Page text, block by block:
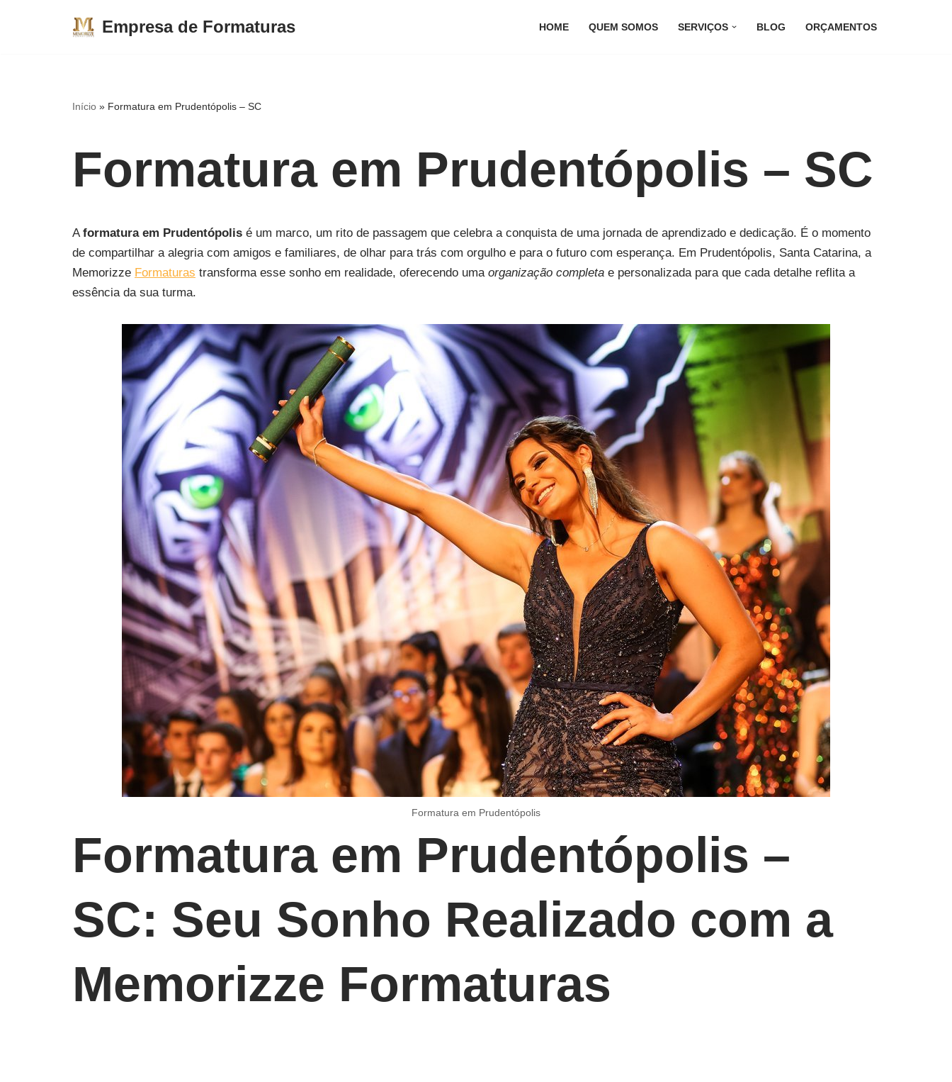
Empresa de Formaturas HOME QUEM SOMOS SERVIÇOS BLOG ORÇAMENTOS
Início » Formatura em Prudentópolis – SC
Formatura em Prudentópolis – SC
Aformatura em Prudentópolis é um marco, um rito de passagem que celebra a conquista de uma jornada de aprendizado e dedicação. É o momento
de compartilhar a alegria com amigos e familiares, de olhar para trás com orgulho e para o futuro com esperança. Em Prudentópolis, Santa Catarina, a
Memorizze Formaturas transforma esse sonho em realidade, oferecendo uma organização completa e personalizada para que cada detalhe reflita a
essência da sua turma.
Formatura em Prudentópolis
Formatura em Prudentópolis –
SC: Seu Sonho Realizado com a
Memorizze Formaturas